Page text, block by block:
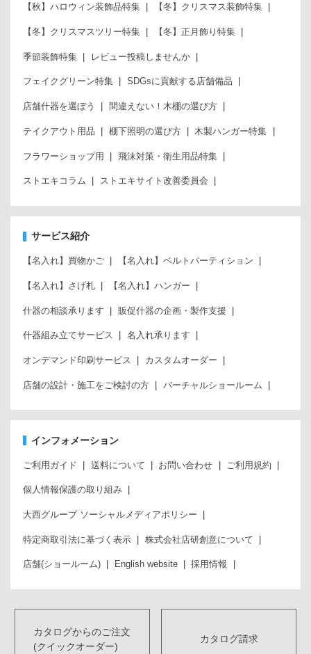
【秋】ハロウィン装飾品特集 【冬】クリスマス装飾特集
【冬】クリスマスツリー特集 【冬】正月飾り特集
季節装飾特集 レビュー投稿しませんか
フェイクグリーン特集 SDGsに貢献する店舗備品
店舗什器を選ぼう 間違えない！木棚の選び方
テイクアウト用品 棚下照明の選び方 木製ハンガー特集
フラワーショップ用 飛沫対策・衛生用品特集
ストエキコラム ストエキサイト改善委員会
サービス紹介
【名入れ】買物かご 【名入れ】ベルトパーティション
【名入れ】さげ札 【名入れ】ハンガー
什器の相談承ります 販促什器の企画・製作支援
什器組み立てサービス 名入れ承ります
オンデマンド印刷サービス カスタムオーダー
店舗の設計・施工をご検討の方 バーチャルショールーム
インフォメーション
ご利用ガイド 送料について お問い合わせ ご利用規約
個人情報保護の取り組み
大西グループ ソーシャルメディアポリシー
特定商取引法に基づく表示 株式会社店研創意について
店舗(ショールーム) English website 採用情報
カタログからのご注文
(クイックオーダー)
カタログ請求